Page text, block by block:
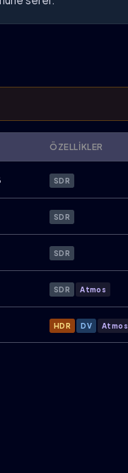
ÖZELLIKLER
SDR
SDR
SDR
SDR Atmos
HDR DV Atmos